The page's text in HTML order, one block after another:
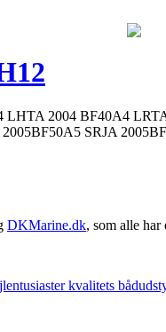
2004 BF40A4
SRJA
DKMarine.dk, som alle har
kvalitets